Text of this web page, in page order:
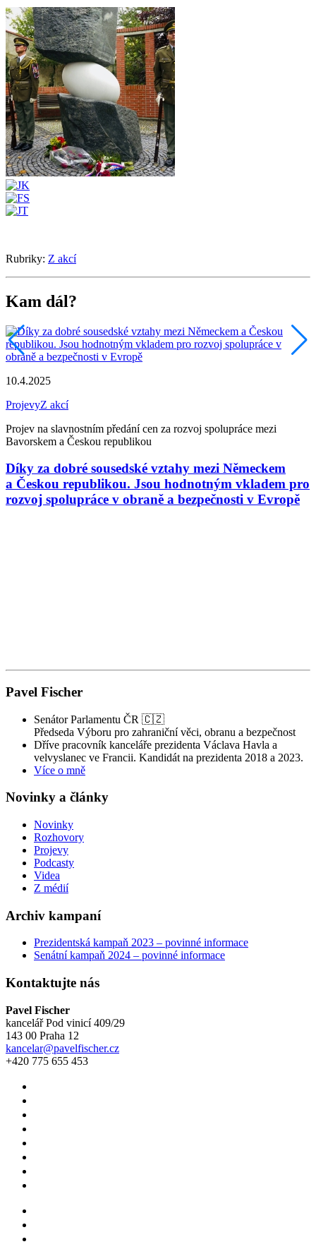
Rubriky: Z akcí
Kam dál?
10.4.2025
ProjevyZ akcí
Projev na slavnostním předání cen za rozvoj spolupráce mezi
Bavorskem a Českou republikou
Díky za dobré sousedské vztahy mezi Německem
a Českou republikou. Jsou hodnotným vkladem pro
rozvoj spolupráce v obraně a bezpečnosti v Evropě
Pavel Fischer
Senátor Parlamentu ČR 🇨🇿
Předseda Výboru pro zahraniční věci, obranu a bezpečnost
Dříve pracovník kanceláře prezidenta Václava Havla a
velvyslanec ve Francii. Kandidát na prezidenta 2018 a 2023.
Více o mně
Novinky a články
Novinky
Rozhovory
Projevy
Podcasty
Videa
Z médií
Archiv kampaní
Prezidentská kampaň 2023 – povinné informace
Senátní kampaň 2024 – povinné informace
Kontaktujte nás
Pavel Fischer
kancelář Pod vinicí 409/29
143 00 Praha 12
kancelar@pavelfischer.cz
+420 775 655 453